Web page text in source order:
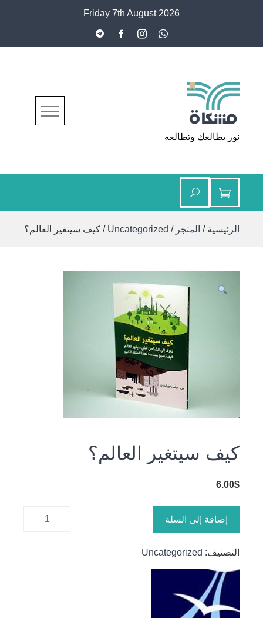
Friday 7th August 2026
مشكاة
نور يطالعك وتطالعه
الرئيسية / المتجر /
Uncategorized / كيف سيتغير العالم؟
كيف سيتغير العالم؟
6.00$
كمية كيف
إضافة إلى السلة
التصنيف: Uncategorized